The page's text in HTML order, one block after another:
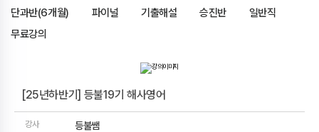
단과반(6개월)
파이널 기출해설 승진반
일반직
무료강의
[25년하반기] 등불19기 해사영어
강사 등불쌤